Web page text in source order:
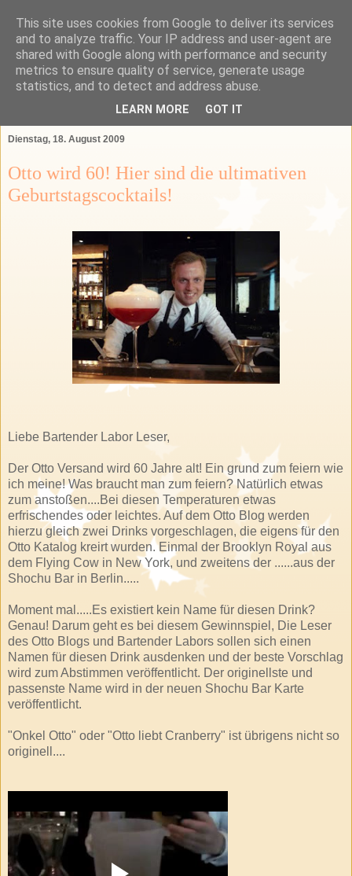
Das Bartender Labor
Der Bartender&Connaisseur Blog über Barkultur,
Spirituosen und das GSA-Land
Dienstag, 18. August 2009
Otto wird 60! Hier sind die ultimativen
Geburtstagscocktails!
Liebe Bartender Labor Leser,
Der Otto Versand wird 60 Jahre alt! Ein grund zum feiern wie
ich meine! Was braucht man zum feiern? Natürlich etwas
zum anstoßen....Bei diesen Temperaturen etwas
erfrischendes oder leichtes. Auf dem Otto Blog werden
hierzu gleich zwei Drinks vorgeschlagen, die eigens für den
Otto Katalog kreirt wurden. Einmal der Brooklyn Royal aus
dem Flying Cow in New York, und zweitens der ......aus der
Shochu Bar in Berlin.....
Moment mal.....Es existiert kein Name für diesen Drink?
Genau! Darum geht es bei diesem Gewinnspiel, Die Leser
des Otto Blogs und Bartender Labors sollen sich einen
Namen für diesen Drink ausdenken und der beste Vorschlag
wird zum Abstimmen veröffentlicht. Der originellste und
passenste Name wird in der neuen Shochu Bar Karte
veröffentlicht.
"Onkel Otto" oder "Otto liebt Cranberry" ist übrigens nicht so
originell....
This site uses cookies from Google to deliver its services
and to analyze traffic. Your IP address and user-agent are
shared with Google along with performance and security
metrics to ensure quality of service, generate usage
statistics, and to detect and address abuse.
LEARN MORE GOT IT